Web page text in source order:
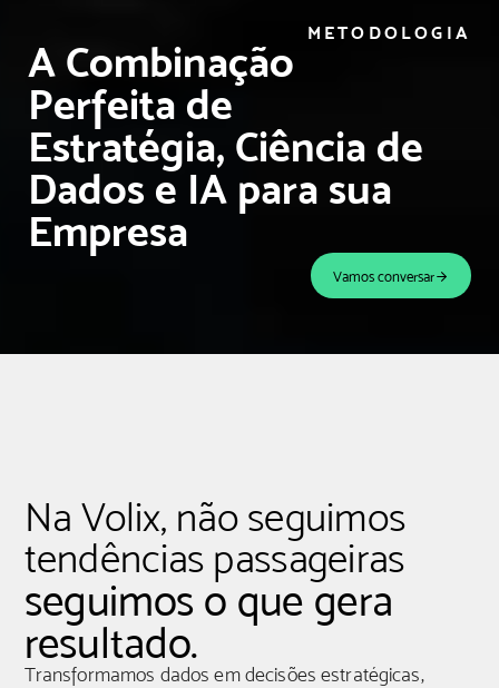
METODOLOGIA
A Combinação
Perfeita de
Estratégia, Ciência de
Dados e IA para sua
Empresa
Vamos conversar
Na Volix, não seguimos
tendências passageiras
seguimos o que gera
resultado.
Transformamos dados em decisões estratégicas,